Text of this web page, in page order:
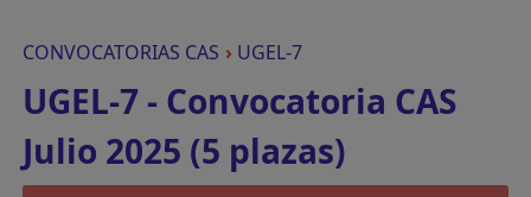
CONVOCATORIAS CAS › UGEL-7
UGEL-7 - Convocatoria CAS
Julio 2025 (5 plazas)